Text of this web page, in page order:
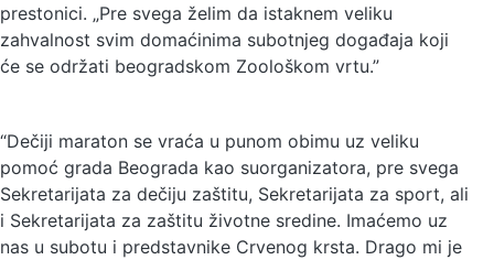
prestonici. „Pre svega želim da istaknem veliku
zahvalnost svim domaćinima subotnjeg događaja koji
će se održati beogradskom Zoološkom vrtu.”
“Dečiji maraton se vraća u punom obimu uz veliku
pomoć grada Beograda kao suorganizatora, pre svega
Sekretarijata za dečiju zaštitu, Sekretarijata za sport, ali
i Sekretarijata za zaštitu životne sredine. Imaćemo uz
nas u subotu i predstavnike Crvenog krsta. Drago mi je